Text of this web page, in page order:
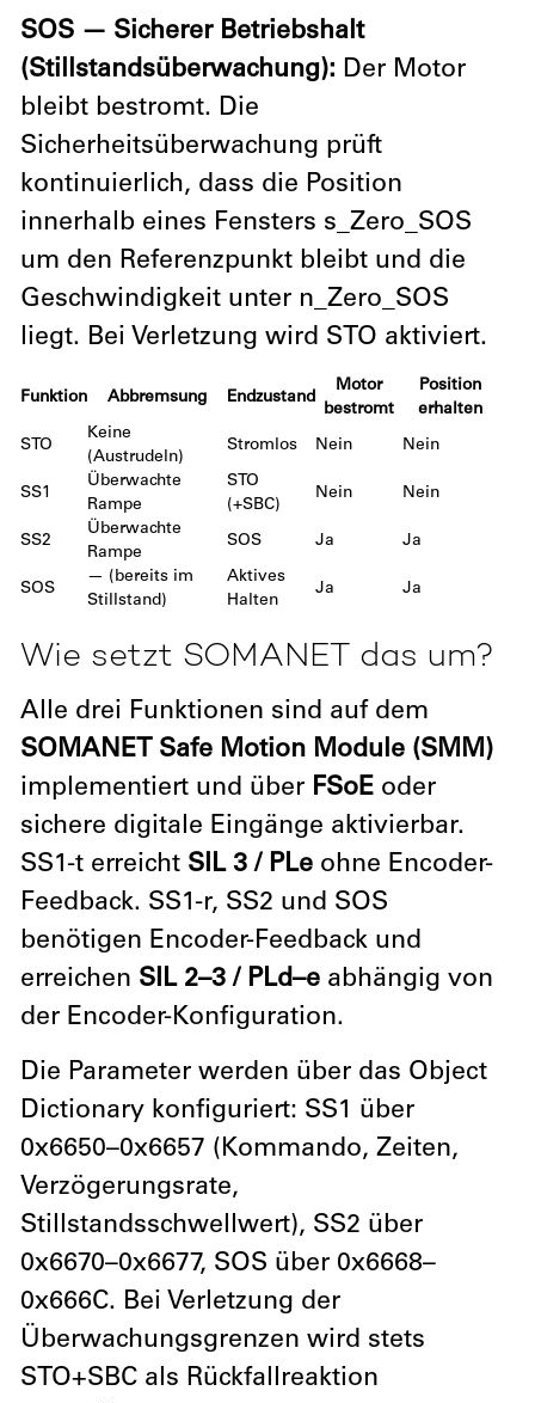
SOS — Sicherer Betriebshalt
(Stillstandsüberwachung): Der Motor
bleibt bestromt. Die
Sicherheitsüberwachung prüft
kontinuierlich, dass die Position
innerhalb eines Fensters s_Zero_SOS
um den Referenzpunkt bleibt und die
Geschwindigkeit unter n_Zero_SOS
liegt. Bei Verletzung wird STO aktiviert.
Funktion Abbremsung Endzustand
Motor
bestromt
Position
erhalten
STO
Keine
(Austrudeln)
Stromlos Nein Nein
SS1
Überwachte
Rampe
STO
(+SBC)
Nein Nein
SS2
Überwachte
Rampe
SOS Ja Ja
SOS
— (bereits im
Stillstand)
Aktives
Halten
Ja Ja
Wie setzt SOMANET das um?
Alle drei Funktionen sind auf dem
SOMANET Safe Motion Module (SMM)
implementiert und über FSoE oder
sichere digitale Eingänge aktivierbar.
SS1-t erreicht SIL 3 / PLe ohne Encoder-
Feedback. SS1-r, SS2 und SOS
benötigen Encoder-Feedback und
erreichen SIL 2–3 / PLd–e abhängig von
der Encoder-Konfiguration.
Die Parameter werden über das Object
Dictionary konfiguriert: SS1 über
0x6650–0x6657 (Kommando, Zeiten,
Verzögerungsrate,
Stillstandsschwellwert), SS2 über
0x6670–0x6677, SOS über 0x6668–
0x666C. Bei Verletzung der
Überwachungsgrenzen wird stets
STO+SBC als Rückfallreaktion